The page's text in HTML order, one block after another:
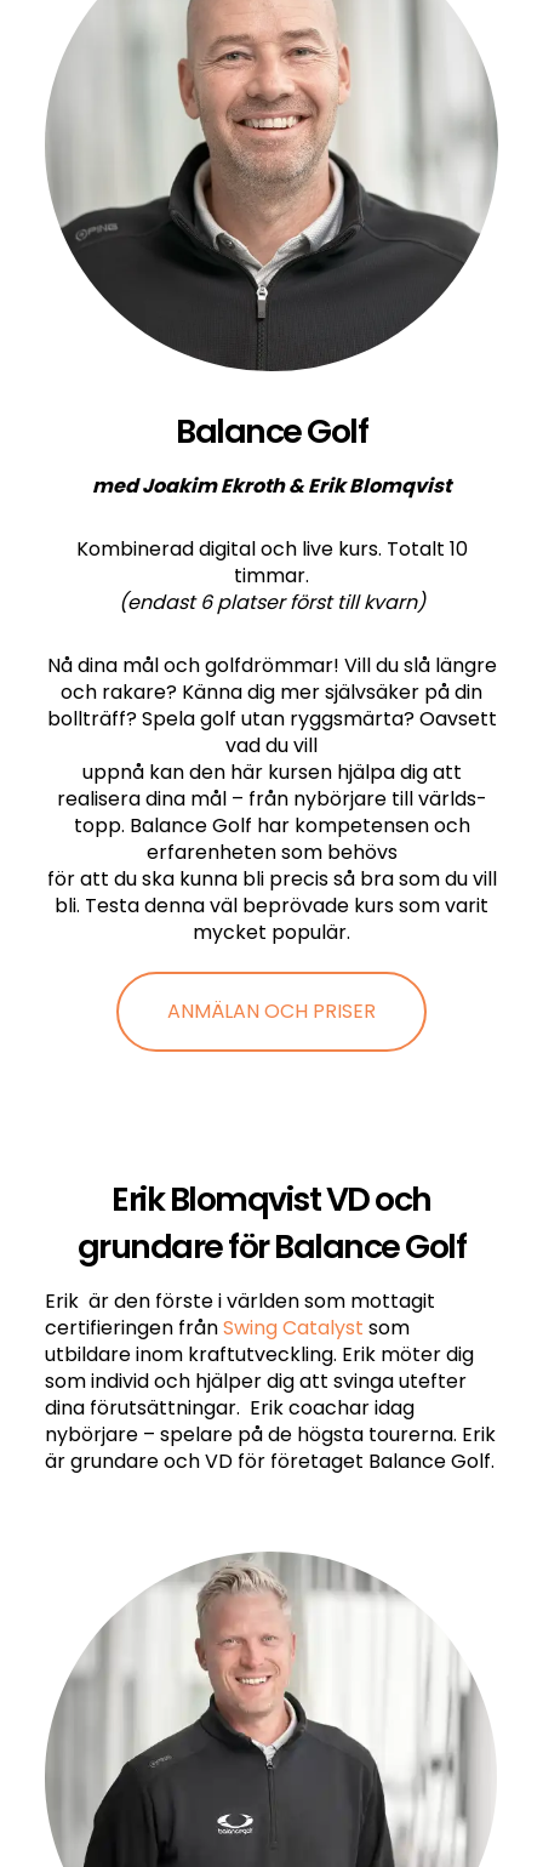
Balance Golf
med Joakim Ekroth & Erik Blomqvist
Kombinerad digital och live kurs. Totalt 10
timmar.
(endast 6 platser först till kvarn)
Nå dina mål och golfdrömmar! Vill du slå längre
och rakare? Känna dig mer självsäker på din
bollträff? Spela golf utan ryggsmärta? Oavsett
vad du vill
uppnå kan den här kursen hjälpa dig att
realisera dina mål – från nybörjare till världs-
topp. Balance Golf har kompetensen och
erfarenheten som behövs
för att du ska kunna bli precis så bra som du vill
bli. Testa denna väl beprövade kurs som varit
mycket populär.
ANMÄLAN OCH PRISER
Erik Blomqvist VD och
grundare för Balance Golf
Erik är den förste i världen som mottagit
certifieringen frånSwing Catalyst som
utbildare inom kraftutveckling. Erik möter dig
som individ och hjälper dig att svinga utefter
dina förutsättningar. Erik coachar idag
nybörjare – spelare på de högsta tourerna. Erik
är grundare och VD för företaget Balance Golf.